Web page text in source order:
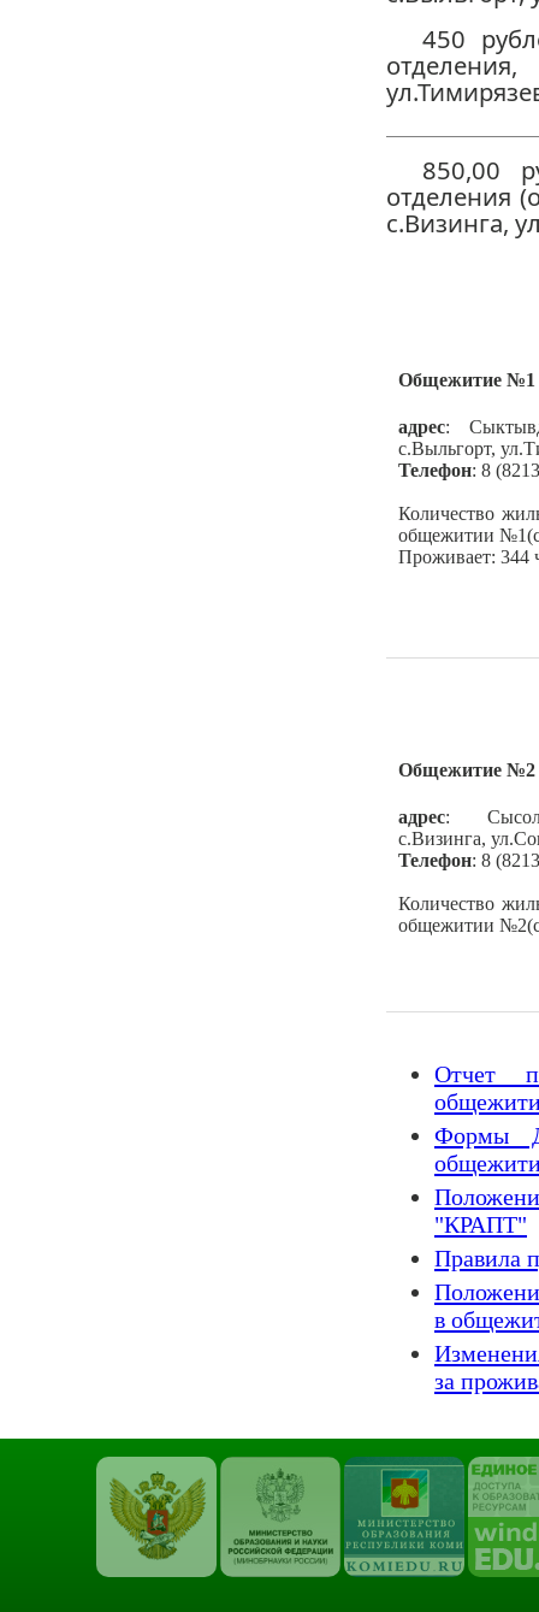
450
850,00
отделения
с.Визинга,
Общежитие №1
адрес:
с.Выльгорт,
Телефон: 8
Количество
общежитии
Проживает: 344
Общежитие №2
адрес:
с.Визинга,
Телефон: 8
Количество
общежитии
Отчет
Формы
"КРАПТ"
Правила
в
за